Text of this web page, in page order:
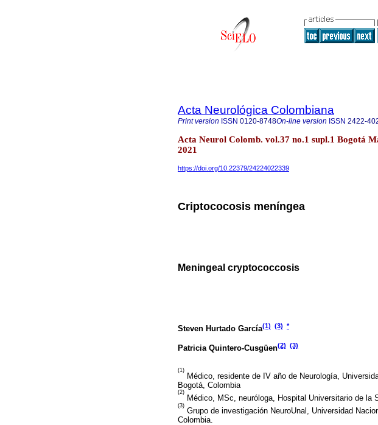
Acta Neurológica Colombiana
Print version ISSN 0120-8748On-line version ISSN 2422-
Acta Neurol Colomb. vol.37 no.1 supl.1 Bogotá
2021
https://doi.org/10.22379/24224022339
Criptococosis meníngea
Meningeal cryptococcosis
Steven Hurtado García(1) (3) *
Patricia Quintero-Cusgüen(2) (3)
(1)
Médico, residente de IV año de Neurología,
Bogotá, Colombia
(2)
Médico, MSc, neuróloga, Hospital Universitario de la
(3)
Grupo de investigación NeuroUnal, Universidad
Colombia.